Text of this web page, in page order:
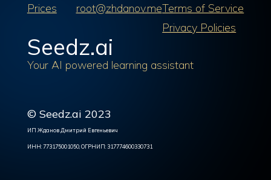
Prices root@zhdanov.meTerms of Service
Privacy Policies
Seedz.ai
Your AI powered learning assistant
© Seedz.ai 2023
ИП Жданов Дмитрий Евгеньевич
ИНН: 773175001050, ОГРНИП: 317774600330731